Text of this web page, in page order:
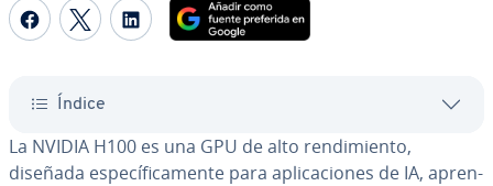
Compartir Facebook
Compartir Twitter
Compartir LinkedIn
Índice
La NVIDIA H100 es una GPU de alto re­n­di­mie­n­to,
diseñada es­pe­cí­fi­ca­me­n­te para apli­ca­cio­nes de IA, apre­n­